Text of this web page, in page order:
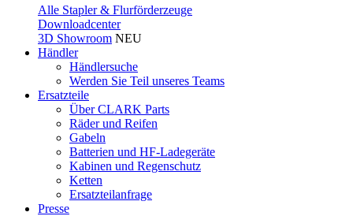
Alle Stapler & Flurförderzeuge
Downloadcenter
3D Showroom NEU
Händler
Händlersuche
Werden Sie Teil unseres Teams
Ersatzteile
Über CLARK Parts
Räder und Reifen
Gabeln
Batterien und HF-Ladegeräte
Kabinen und Regenschutz
Ketten
Ersatzteilanfrage
Presse